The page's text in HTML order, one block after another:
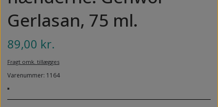
NEDSUNKEN FORFOD
OVERLAGTE TÆER
Gerlasan, 75 ml.
89,00 kr.
Fragt omk. tillægges
Varenummer: 1164